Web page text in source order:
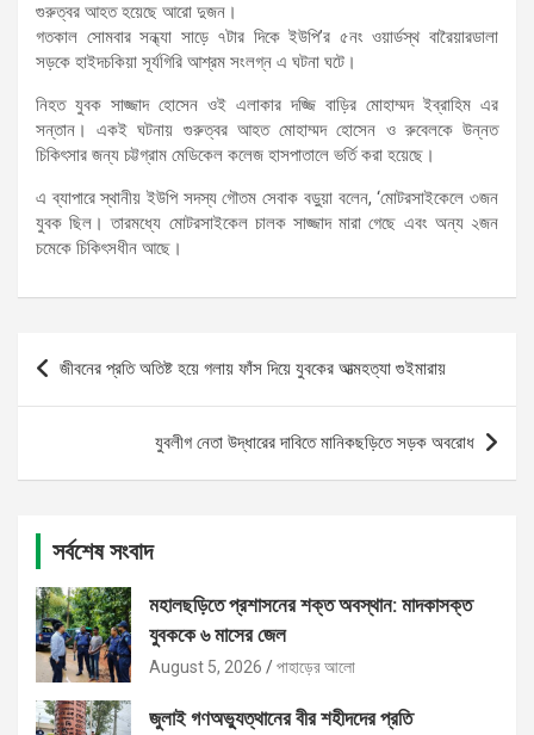
গুরুত্বর আহত হয়েছে আরো দুজন।
গতকাল সোমবার সন্ধ্যা সাড়ে ৭টার দিকে ইউপি’র ৫নং ওয়ার্ডস্থ বারৈয়ারডালা
সড়কে হাইদচকিয়া সূর্যগিরি আশ্রম সংলগ্ন এ ঘটনা ঘটে।
নিহত যুবক সাজ্জাদ হোসেন ওই এলাকার দজ্জি বাড়ির মোহাম্মদ ইব্রাহিম এর
সন্তান। একই ঘটনায় গুরুত্বর আহত মোহাম্মদ হোসেন ও রুবেলকে উন্নত
চিকিৎসার জন্য চট্টগ্রাম মেডিকেল কলেজ হাসপাতালে ভর্তি করা হয়েছে।
এ ব্যাপারে স্থানীয় ইউপি সদস্য গৌতম সেবাক বড়ুয়া বলেন, ‘মোটরসাইকেলে ৩জন
যুবক ছিল। তারমধ্যে মোটরসাইকেল চালক সাজ্জাদ মারা গেছে এবং অন্য ২জন
চমেকে চিকিৎসধীন আছে।
Post
navigation
জীবনের প্রতি অতিষ্ট হয়ে গলায় ফাঁস দিয়ে যুবকের আত্মহত্যা গুইমারায়
যুবলীগ নেতা উদ্ধারের দাবিতে মানিকছড়িতে সড়ক অবরোধ
সর্বশেষ সংবাদ
মহালছড়িতে প্রশাসনের শক্ত অবস্থান: মাদকাসক্ত
যুবককে ৬ মাসের জেল
August 5, 2026 পাহাড়ের আলো
জুলাই গণঅভ্যুত্থানের বীর শহীদদের প্রতি